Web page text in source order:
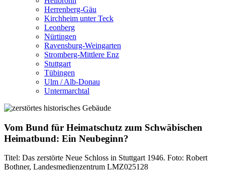
Herrenberg-Gäu
Kirchheim unter Teck
Leonberg
Nürtingen
Ravensburg-Weingarten
Stromberg-Mittlere Enz
Stuttgart
Tübingen
Ulm / Alb-Donau
Untermarchtal
Vom Bund für Heimatschutz zum Schwäbischen
Heimatbund: Ein Neubeginn?
Titel: Das zerstörte Neue Schloss in Stuttgart 1946. Foto: Robert
Bothner, Landesmedienzentrum LMZ025128